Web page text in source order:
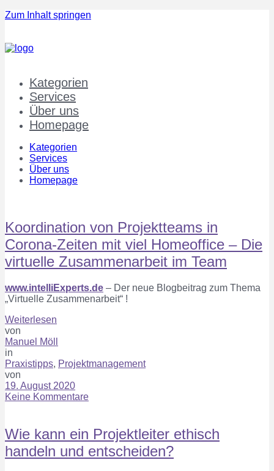
Zum Inhalt springen
Kategorien
Services
Über uns
Homepage
Kategorien
Services
Über uns
Homepage
Koordination von Projektteams in
Corona-Zeiten mit viel Homeoffice – Die
virtuelle Zusammenarbeit im Team
www.intelliExperts.de – Der neue Blogbeitrag zum Thema
„Virtuelle Zusammenarbeit“ !
Weiterlesen
von
Manuel Möll
in
Praxistipps, Projektmanagement
von
19. August 2020
Keine Kommentare
Wie kann ein Projektleiter ethisch
handeln und entscheiden?